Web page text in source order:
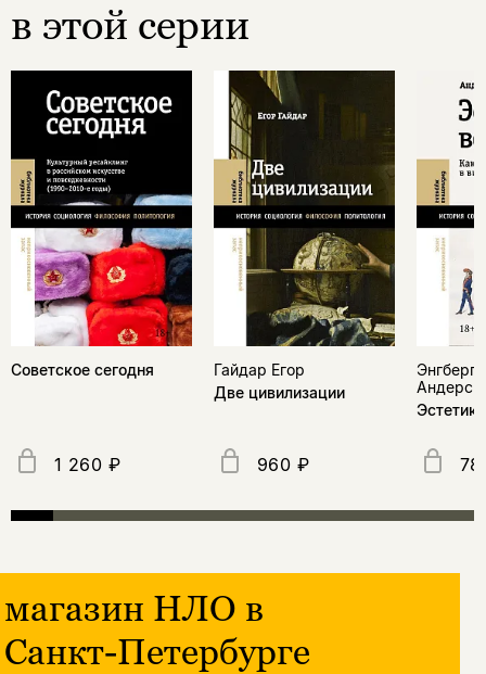
в этой серии
Советское сегодня
1 260 ₽
Гайдар Егор
Две цивилизации
960 ₽
Андерс
магазин НЛО в
Санкт-Петербурге